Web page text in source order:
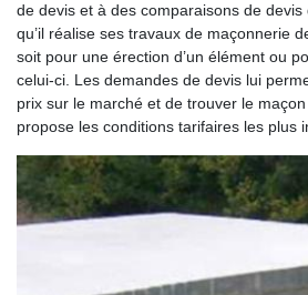
de devis et à des comparaisons de
qu’il réalise ses travaux de maçonnerie
soit pour une érection d’un élément ou
celui-ci. Les demandes de devis lui
prix sur le marché et de trouver le
propose les conditions tarifaires les plus